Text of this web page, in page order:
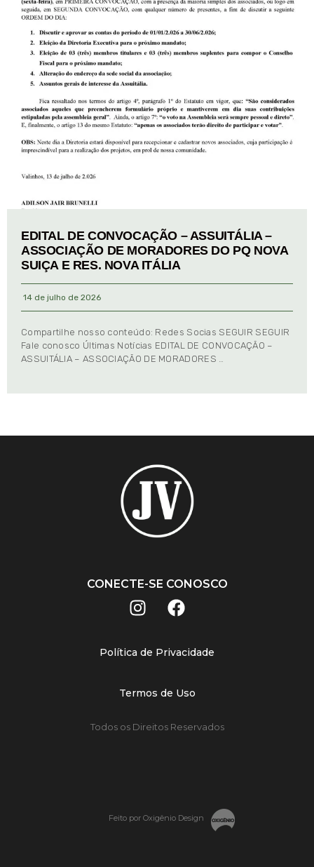
EDITAL DE CONVOCAÇÃO – ASSUITÁLIA –
ASSOCIAÇÃO DE MORADORES DO PQ NOVA
SUIÇA E RES. NOVA ITÁLIA
14 de julho de 2026
Compartilhe nosso conteúdo: Redes Socias SEGUIR SEGUIR
Fale conosco Últimas Notícias EDITAL DE CONVOCAÇÃO –
ASSUITÁLIA – ASSOCIAÇÃO DE MORADORES …
CONECTE-SE CONOSCO
Política de Privacidade
Termos de Uso
Todos os Direitos Reservados
Feito por Oxigênio Design